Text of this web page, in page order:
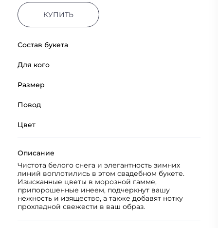
КУПИТЬ
Состав букета
Для кого
Размер
Повод
Цвет
Описание
Чистота белого снега и элегантность зимних
линий воплотились в этом свадебном букете.
Изысканные цветы в морозной гамме,
припорошенные инеем, подчеркнут вашу
нежность и изящество, а также добавят нотку
прохладной свежести в ваш образ.